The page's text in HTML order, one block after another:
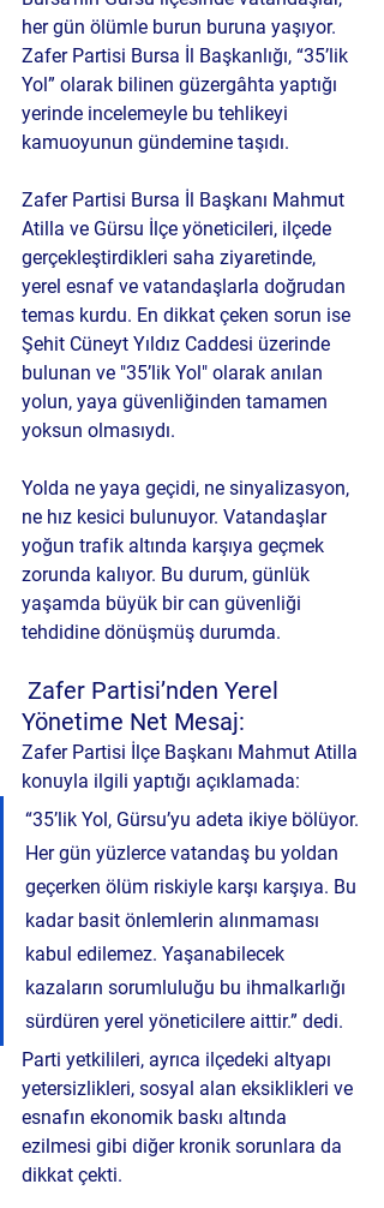
her gün ölümle burun buruna yaşıyor.
Zafer Partisi Bursa İl Başkanlığı, “35’lik
Yol” olarak bilinen güzergâhta yaptığı
yerinde incelemeyle bu tehlikeyi
kamuoyunun gündemine taşıdı.
Zafer Partisi Bursa İl Başkanı Mahmut
Atilla ve Gürsu İlçe yöneticileri, ilçede
gerçekleştirdikleri saha ziyaretinde,
yerel esnaf ve vatandaşlarla doğrudan
temas kurdu. En dikkat çeken sorun ise
Şehit Cüneyt Yıldız Caddesi üzerinde
bulunan ve "35’lik Yol" olarak anılan
yolun, yaya güvenliğinden tamamen
yoksun olmasıydı.
Yolda ne yaya geçidi, ne sinyalizasyon,
ne hız kesici bulunuyor. Vatandaşlar
yoğun trafik altında karşıya geçmek
zorunda kalıyor. Bu durum, günlük
yaşamda büyük bir can güvenliği
tehdidine dönüşmüş durumda.
Yönetime Net Mesaj:
Zafer Partisi İlçe Başkanı Mahmut Atilla
konuyla ilgili yaptığı açıklamada:
“35’lik Yol, Gürsu’yu adeta ikiye bölüyor.
Her gün yüzlerce vatandaş bu yoldan
geçerken ölüm riskiyle karşı karşıya. Bu
kadar basit önlemlerin alınmaması
kabul edilemez. Yaşanabilecek
kazaların sorumluluğu bu ihmalkarlığı
sürdüren yerel yöneticilere aittir.” dedi.
Parti yetkilileri, ayrıca ilçedeki altyapı
yetersizlikleri, sosyal alan eksiklikleri ve
esnafın ekonomik baskı altında
ezilmesi gibi diğer kronik sorunlara da
dikkat çekti.